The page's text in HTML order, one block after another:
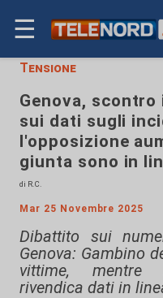
☰
Tensione
Genova,
sui dati sugli
l'opposizione
giunta sono in
di R.C.
Mar 25 Novembre 2025
Dibattito sui
Genova: Gambino
vittime, mentre
rivendica dati in